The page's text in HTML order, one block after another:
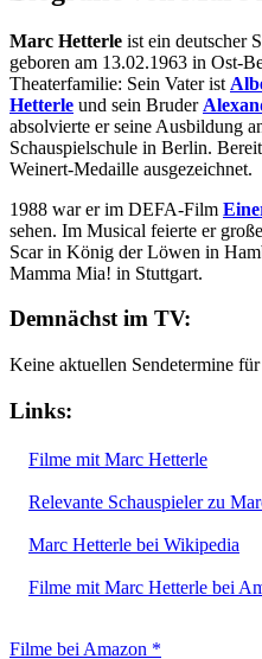
Marc Hetterle ist ein deutscher
geboren am 13.02.1963 in Ost-
Theaterfamilie: Sein Vater ist
Hetterle und sein Bruder
absolvierte er seine Ausbildung
Schauspielschule in Berlin.
Weinert-Medaille ausgezeichnet.
1988 war er im DEFA-Film
sehen. Im Musical feierte er
Scar in König der Löwen in
Mamma Mia! in Stuttgart.
Demnächst im TV:
Keine aktuellen Sendetermine
Links:
Filme mit Marc Hetterle
Relevante Schauspieler zu
Marc Hetterle bei Wikipedia
Filme mit Marc Hetterle bei
Filme bei Amazon *